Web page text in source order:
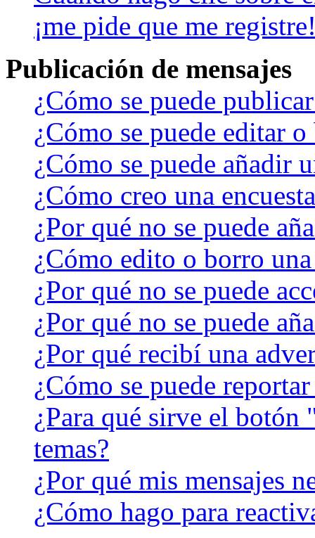
¡me pide que me
Publicación de mensajes
¿Cómo se puede
¿Cómo se puede editar
¿Cómo se puede añadir
¿Cómo creo una
¿Por qué no se puede
¿Cómo edito o borro una
¿Por qué no se puede
¿Por qué no se puede
¿Por qué recibí una
¿Cómo se puede
¿Para qué sirve el
temas?
¿Por qué mis mensajes
¿Cómo hago para